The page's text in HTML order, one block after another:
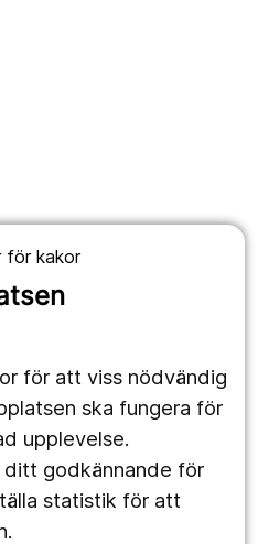
för kakor
för att viss nödvändig
ska fungera för
upplevelse.
ditt godkännande för
statistik för att